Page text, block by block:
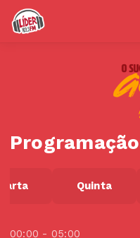
Programação
Quinta
00:00 - 05:00